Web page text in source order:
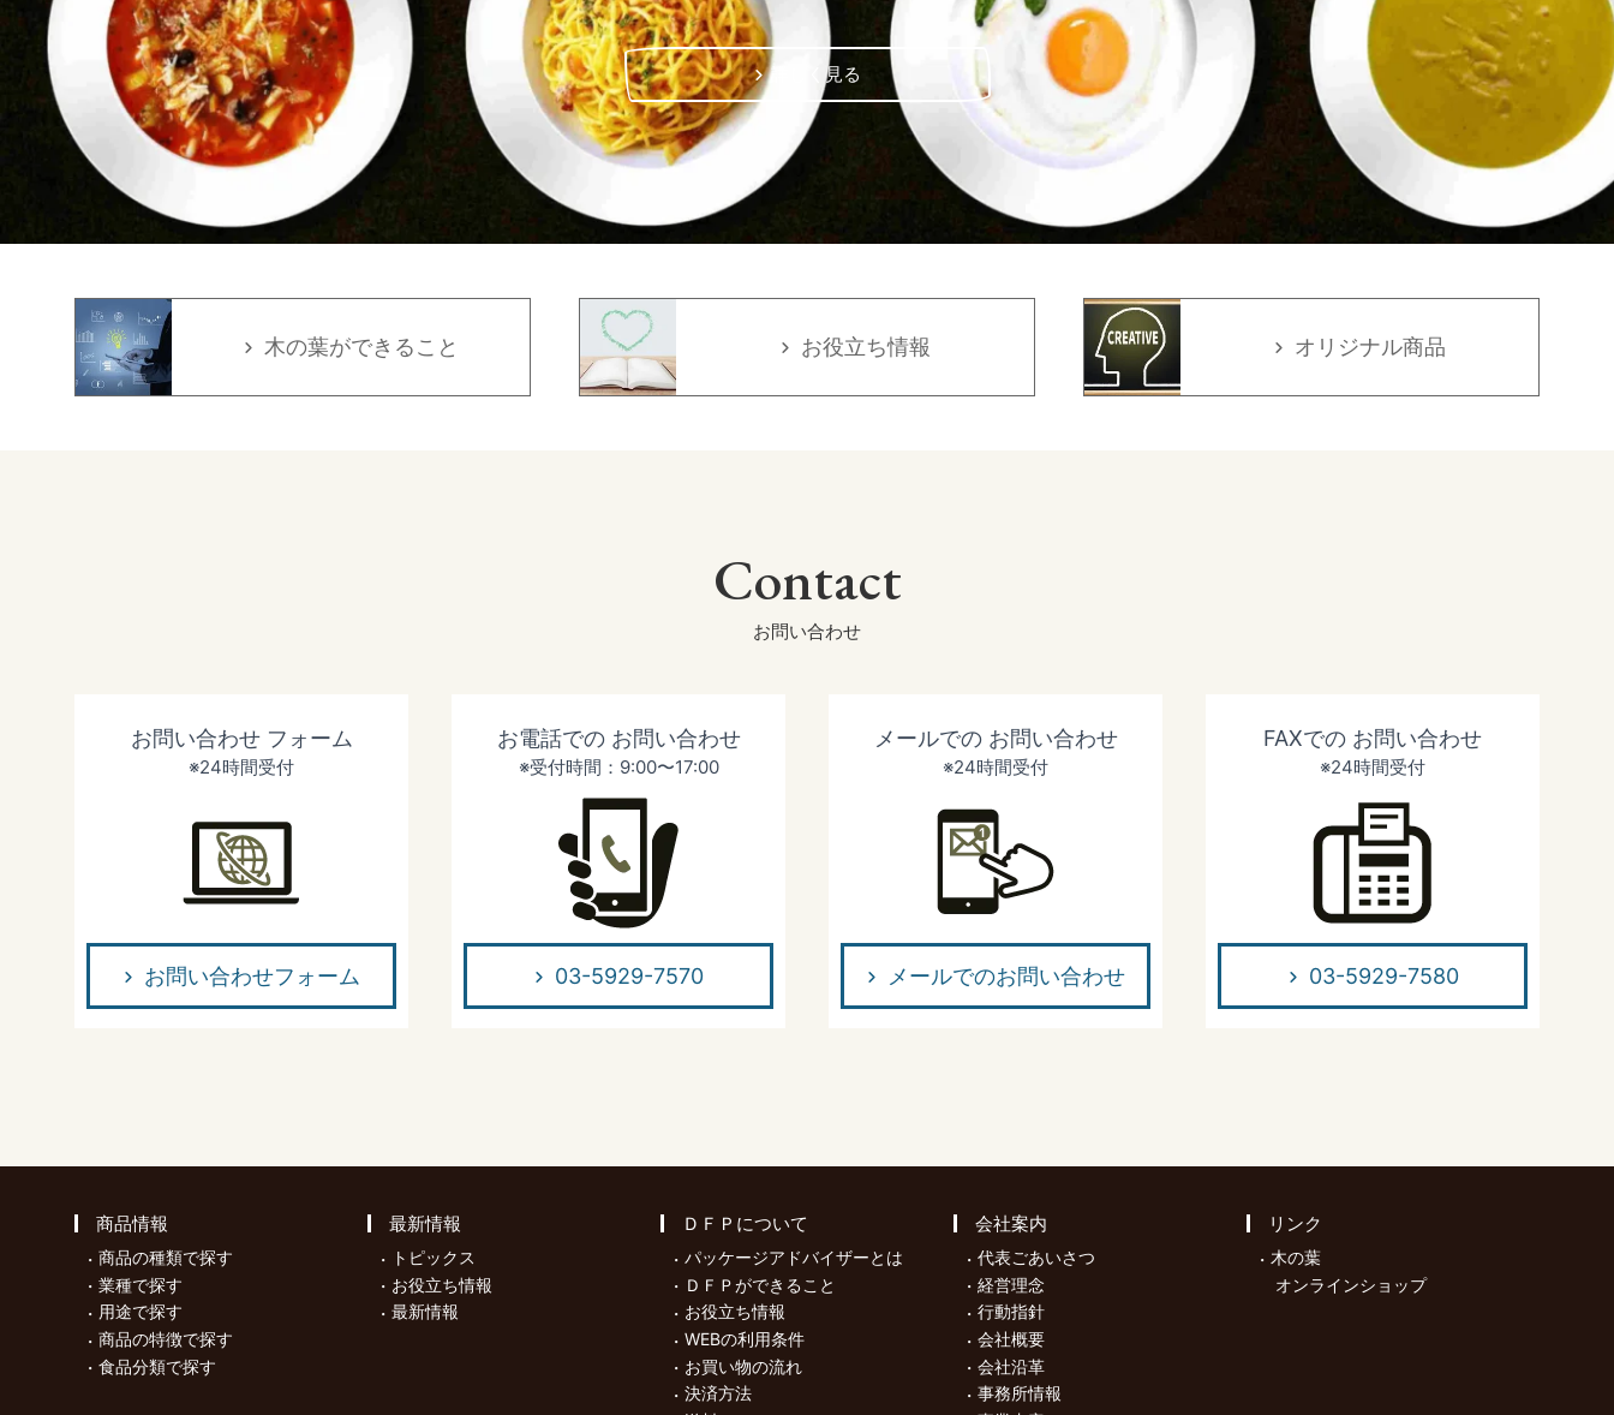
詳しく見る
木の葉ができること お役立ち情報 オリジナル商品
Contact
お問い合わせ
お問い合わせフォーム
※24時間受付
お問い合わせフォーム
お電話でのお問い合わせ
※受付時間：9:00〜17:00
03-5929-7570
メールでのお問い合わせ
※24時間受付
メールでのお問い合わせ
FAXでの お問い合わせ
※24時間受付
03-5929-7580
商品情報
商品の種類で探す
業種で探す
用途で探す
商品の特徴で探す
食品分類で探す
最新情報
トピックス
お役立ち情報
最新情報
ＤＦＰについて
パッケージアドバイザーとは
ＤＦＰができること
お役立ち情報
WEBの利用条件
お買い物の流れ
決済方法
会社案内
代表ごあいさつ
経営理念
行動指針
会社概要
会社沿革
事務所情報
リンク
木の葉
オンラインショップ